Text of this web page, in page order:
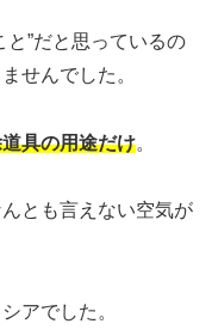
”だと思っているの
せんでした。
具の用途だけ。
とも言えない空気が
アでした。